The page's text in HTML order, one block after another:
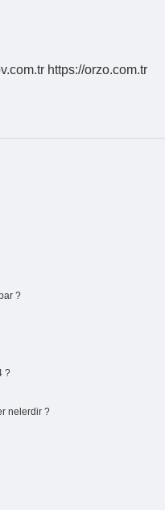
https://orzo.com.tr
?
?
nelerdir ?